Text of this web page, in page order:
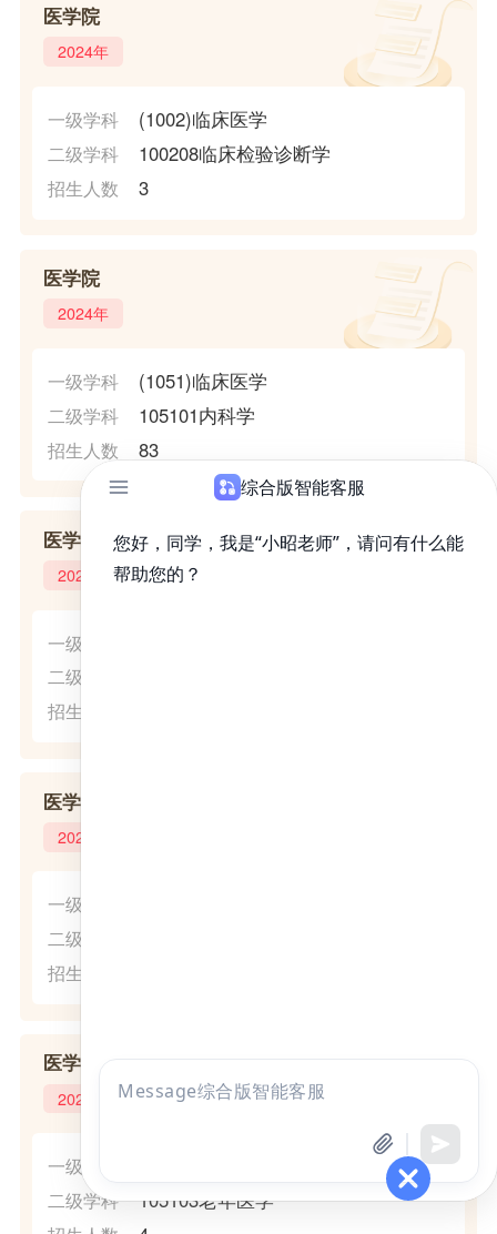
医学院
2024年
一级学科 (1002)临床医学
二级学科 100208临床检验诊断学
招生人数 3
医学院
2024年
一级学科 (1051)临床医学
二级学科 105101内科学
招生人数 83
医学技术学院
2024年
一级学科
二级学科
招生人数
医学院
2024年
一级学科
二级学科
招生人数
医学院
2024年
一级学科
二级学科 105103老年医学
点击
全部考试 免费试听